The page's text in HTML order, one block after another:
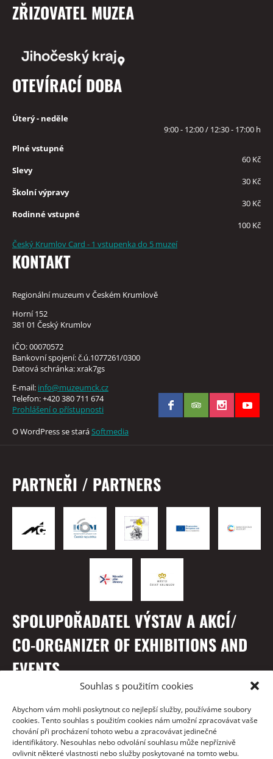
Souhlas s použitím cookies
Abychom vám mohli poskytnout co nejlepší služby, používáme soubory
cookies. Tento souhlas s použitím cookies nám umožní zpracovávat vaše
chování při procházení tohoto webu a zpracovávat jedinečné
identifikátory. Nesouhlas nebo odvolání souhlasu může nepříznivě
ovlivnit některé vlastnosti nebo služby poskytované na tomto webu.
ZŘIZOVATEL MUZEA
OTEVÍRACÍ DOBA
Úterý - neděle
9:00 - 12:00 / 12:30 - 17:00 h
Plné vstupné
60 Kč
Slevy
30 Kč
Školní výpravy
30 Kč
Rodinné vstupné
100 Kč
Český Krumlov Card - 1 vstupenka do 5 muzeí
KONTAKT
Regionální muzeum v Českém Krumlově
Horní 152
381 01 Český Krumlov
IČO: 00070572
Bankovní spojení: č.ú.1077261/0300
Datová schránka: xrak7gs
E-mail: info@muzeumck.cz
Telefon: +420 380 711 674
Prohlášení o přístupnosti
O WordPress se staráSoftmedia
PARTNEŘI / PARTNERS
SPOLUPOŘADATEL VÝSTAV A AKCÍ/
CO-ORGANIZER OF EXHIBITIONS AND
EVENTS